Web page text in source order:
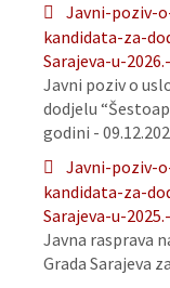
Javni-poziv-
kandidata-za-
Sarajeva-u-
Javni poziv o
dodjelu
godini -
Javni-poziv-
kandidata-za-
Sarajeva-u-
Javna rasprava
Grada Sarajeva